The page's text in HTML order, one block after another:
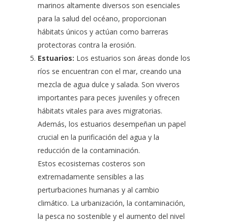
marinos altamente diversos son esenciales
para la salud del océano, proporcionan
hábitats únicos y actúan como barreras
protectoras contra la erosión.
Estuarios: Los estuarios son áreas donde los
ríos se encuentran con el mar, creando una
mezcla de agua dulce y salada. Son viveros
importantes para peces juveniles y ofrecen
hábitats vitales para aves migratorias.
Además, los estuarios desempeñan un papel
crucial en la purificación del agua y la
reducción de la contaminación.
Estos ecosistemas costeros son
extremadamente sensibles a las
perturbaciones humanas y al cambio
climático. La urbanización, la contaminación,
la pesca no sostenible y el aumento del nivel